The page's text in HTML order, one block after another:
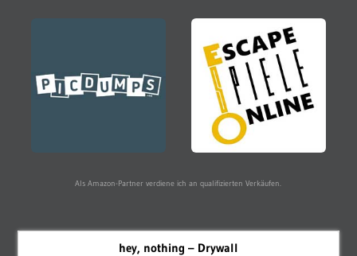
Als Amazon-Partner verdiene ich an qualifizierten Verkäufen.
hey, nothing – Drywall